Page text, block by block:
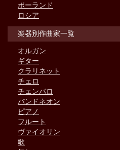
ポーランド
ロシア
楽器別作曲家一覧
オルガン
ギター
クラリネット
チェロ
チェンバロ
バンドネオン
ピアノ
フルート
ヴァイオリン
歌